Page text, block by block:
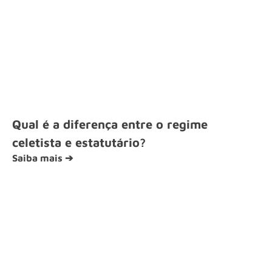
Qual é a diferença entre o regime
celetista e estatutário?
Saiba mais ➔